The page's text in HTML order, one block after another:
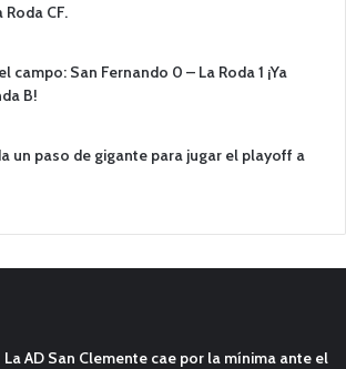
CF.
campo: San Fernando 0 – La Roda 1 ¡Ya
B!
un paso de gigante para jugar el playoff a
La AD San Clemente cae por la mínima ante el